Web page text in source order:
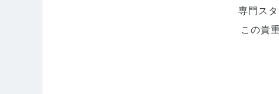
専門ス
この貴